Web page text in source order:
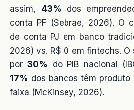
assim, 43% dos
conta PF (Sebrae, 2026). O
de conta PJ em banco
2026) vs. R$ 0 em fintechs. O
por30%
do PIB nacional
17% dos bancos têm produto
faixa (McKinsey, 2026).